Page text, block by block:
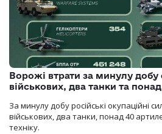
Ворожі втрати за минулу добу
військових, два танки та
За минулу добу російські окупаційні
військових, два танки, понад 40
техніку.